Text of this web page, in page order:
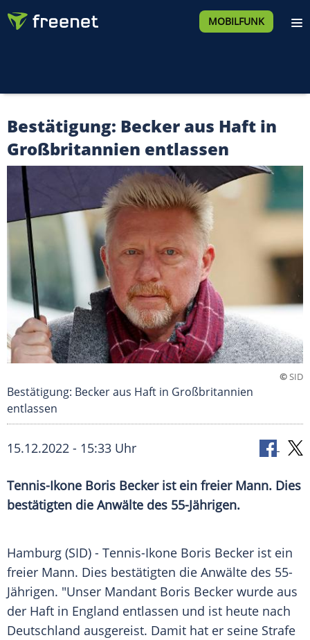
MOBILFUNK
Bestätigung: Becker aus Haft in
Großbritannien entlassen
©SID
Bestätigung: Becker aus Haft in Großbritannien
entlassen
15.12.2022 - 15:33 Uhr
Tennis-Ikone Boris Becker ist ein freier Mann. Dies
bestätigten die Anwälte des 55-Jährigen.
Hamburg (SID) - Tennis-Ikone Boris Becker ist ein
freier Mann. Dies bestätigten die Anwälte des 55-
Jährigen. "Unser Mandant Boris Becker wurde aus
der Haft in England entlassen und ist heute nach
Deutschland ausgereist. Damit hat er seine Strafe